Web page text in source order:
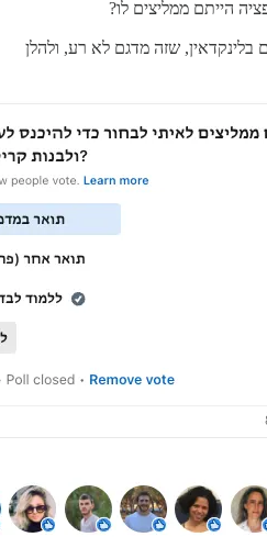
הייתם ממליצים לו?
אנשים בלינקדאין, שזה מדגם לא רע, ולהלן